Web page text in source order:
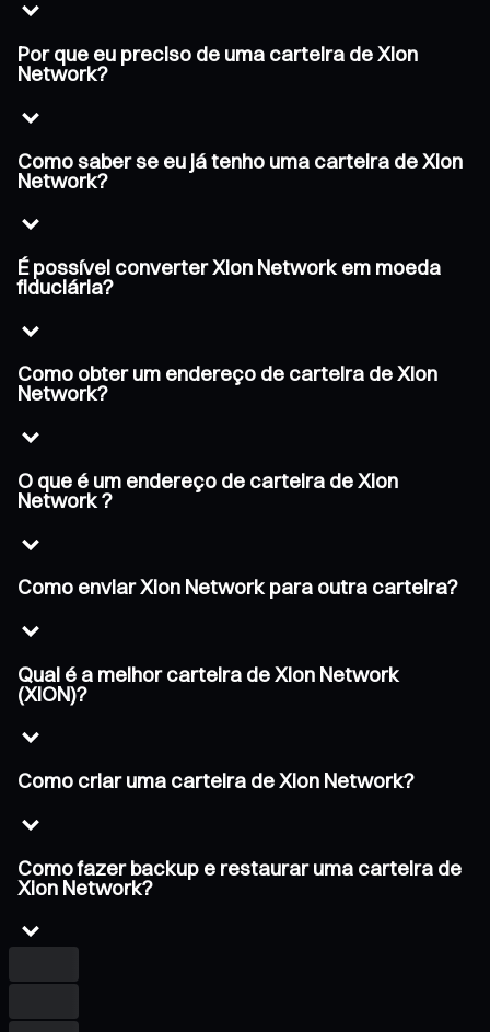
Por que eu preciso de uma carteira de Xion
Network?
Como saber se eu já tenho uma carteira de Xion
Network?
É possível converter Xion Network em moeda
fiduciária?
Como obter um endereço de carteira de Xion
Network?
O que é um endereço de carteira de Xion
Network ?
Como enviar Xion Network para outra carteira?
Qual é a melhor carteira de Xion Network
(XION)?
Como criar uma carteira de Xion Network?
Como fazer backup e restaurar uma carteira de
Xion Network?